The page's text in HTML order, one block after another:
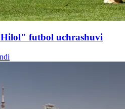
futbol uchrashuvi